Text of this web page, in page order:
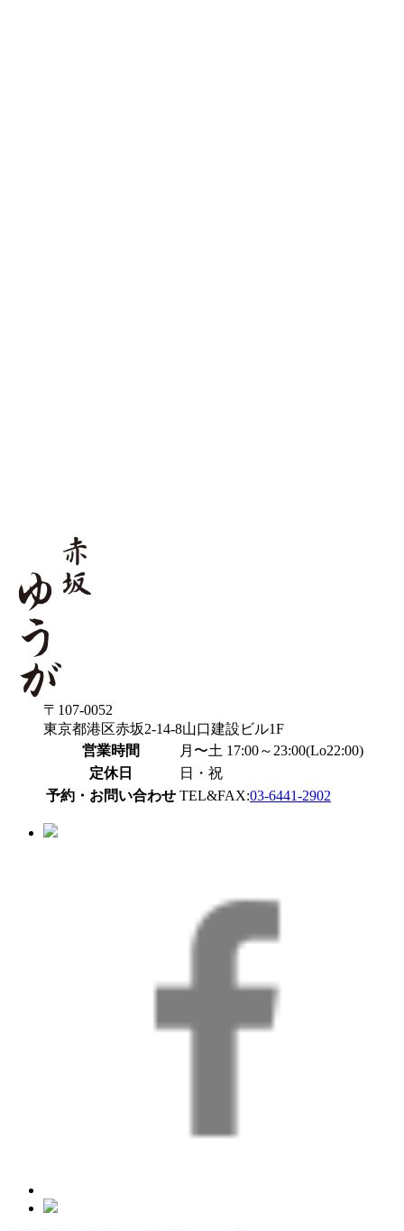
〒107-0052
東京都港区赤坂2-14-8山口建設ビル1F
営業時間
月〜土 17:00～23:00(Lo22:00)
定休日
日・祝
予約・お問い合わせ TEL&FAX:03-6441-2902